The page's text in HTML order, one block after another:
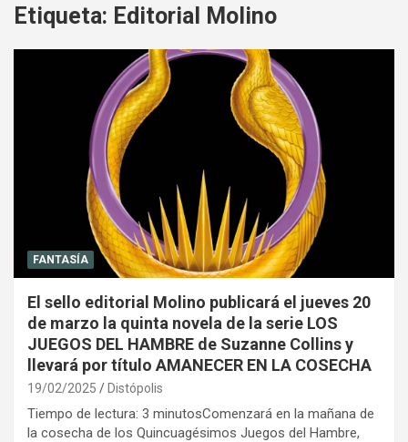
Etiqueta: Editorial Molino
FANTASÍA
El sello editorial Molino publicará el jueves 20
de marzo la quinta novela de la serie LOS
JUEGOS DEL HAMBRE de Suzanne Collins y
llevará por título AMANECER EN LA COSECHA
19/02/2025 Distópolis
Tiempo de lectura: 3 minutosComenzará en la mañana de
la cosecha de los Quincuagésimos Juegos del Hambre,